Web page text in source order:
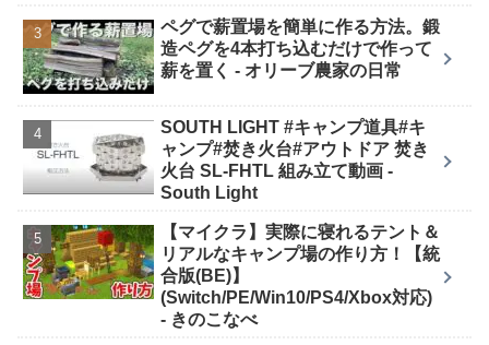
ペグで薪置場を簡単に作る方法。鍛
造ペグを4本打ち込むだけで作って
薪を置く - オリーブ農家の日常
SOUTH LIGHT #キャンプ道具#キ
ャンプ#焚き火台#アウトドア 焚き
火台 SL-FHTL 組み立て動画 -
South Light
【マイクラ】実際に寝れるテント＆
リアルなキャンプ場の作り方！【統
合版(BE)】
(Switch/PE/Win10/PS4/Xbox対応)
- きのこなべ